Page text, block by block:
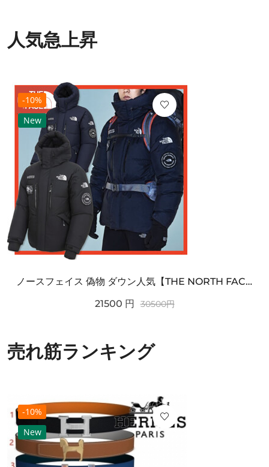
人気急上昇
-10%
New
ノースフェイス 偽物 ダウン人気【THE NORTH FACE】M'S 7 SUMMIT HIM...
21500 円 30500円
売れ筋ランキング
-10%
New